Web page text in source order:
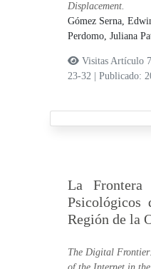
Displacement.
Gómez Serna,
Perdomo, Juliana
Visitas Artículo
23-32
|Publicado:
La Frontera
Psicológicos
Región de la
The Digital